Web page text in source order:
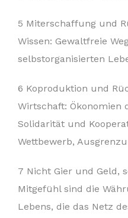
5 Miterschaffung und
Wissen: Gewaltfreie
selbstorganisierten
6 Koproduktion und
Wirtschaft: Ökonomien
Solidarität und
Wettbewerb,
7 Nicht Gier und Geld,
Mitgefühl sind die
Lebens, die das Netz